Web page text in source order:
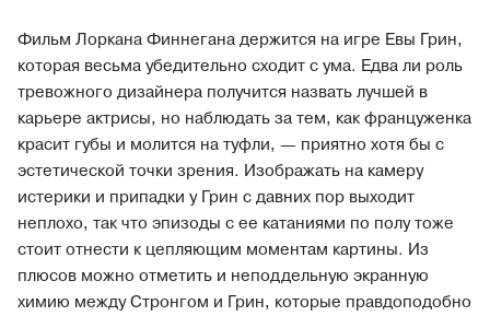
Фильм Лоркана Финнегана держится на игре Евы Грин,
которая весьма убедительно сходит с ума. Едва ли роль
тревожного дизайнера получится назвать лучшей в
карьере актрисы, но наблюдать за тем, как француженка
красит губы и молится на туфли, — приятно хотя бы с
эстетической точки зрения. Изображать на камеру
истерики и припадки у Грин с давних пор выходит
неплохо, так что эпизоды с ее катаниями по полу тоже
стоит отнести к цепляющим моментам картины. Из
плюсов можно отметить и неподдельную экранную
химию между Стронгом и Грин, которые правдоподобно